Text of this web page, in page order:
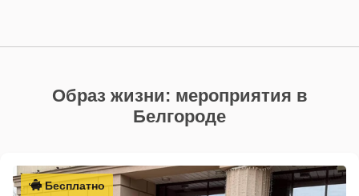
Образ жизни: мероприятия в
Белгороде
Бесплатно